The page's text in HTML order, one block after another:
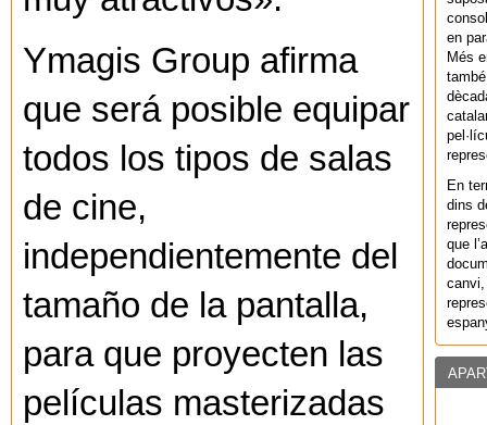
Ymagis Group afirma
que será posible equipar
todos los tipos de salas
de cine,
independientemente del
tamaño de la pantalla,
para que proyecten las
películas masterizadas
en
Més
En
dins
que
canvi,